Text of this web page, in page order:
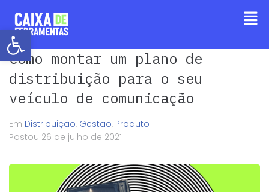
Barra de Ferramentas Aberta
Como montar um plano de
distribuição para o seu
veículo de comunicação
Em Distribuição, Gestão, Produto
Postou 26 de julho de 2021